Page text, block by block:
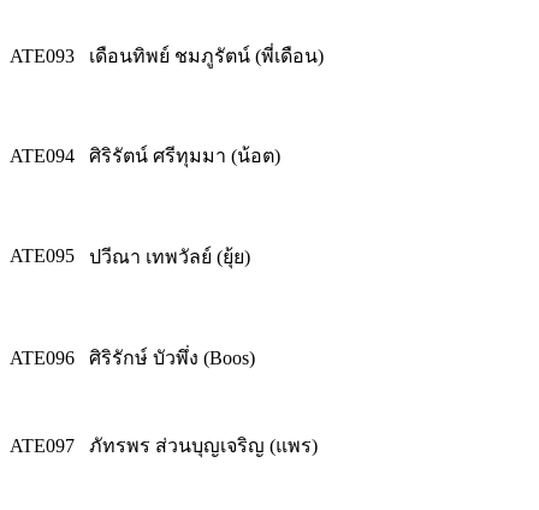
ATE093 เดือนทิพย์ ชมภูรัตน์ (พี่เดือน)
ATE094 ศิริรัตน์ ศรีทุมมา (น้อต)
ATE095 ปวีณา เทพวัลย์ (ยุ้ย)
ATE096 ศิริรักษ์ บัวพึ่ง (Boos)
ATE097 ภัทรพร ส่วนบุญเจริญ (แพร)